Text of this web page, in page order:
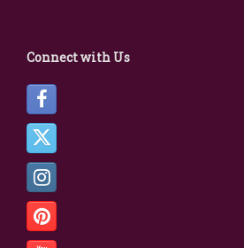
Connect with Us